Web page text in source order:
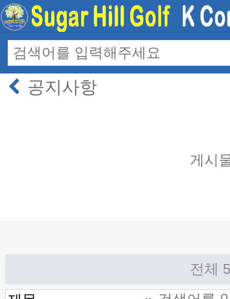
공지사항
게시
전체